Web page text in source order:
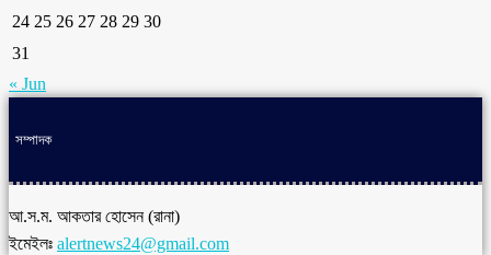
24 25 26 27 28 29 30
31
« Jun
সম্পাদক
আ.স.ম. আকতার হোসেন (রানা)
ইমেইলঃ alertnews24@gmail.com